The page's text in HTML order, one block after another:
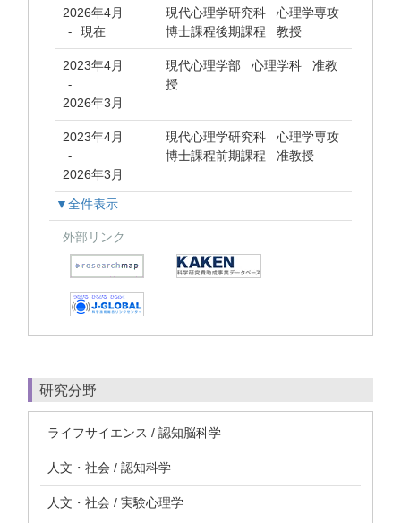
2026年4月
- 現在
現代心理学研究科 心理学専攻
博士課程後期課程 教授
2023年4月
-
2026年3月
現代心理学部 心理学科 准教
授
2023年4月
-
2026年3月
現代心理学研究科 心理学専攻
博士課程前期課程 准教授
▼全件表示
外部リンク
研究分野
ライフサイエンス / 認知脳科学
人文・社会 / 認知科学
人文・社会 / 実験心理学